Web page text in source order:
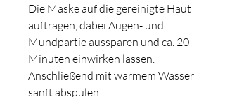
Die Maske auf die gereinigte Haut
auftragen, dabei Augen- und
Mundpartie aussparen und ca. 20
Minuten einwirken lassen.
Anschließend mit warmem Wasser
sanft abspülen.